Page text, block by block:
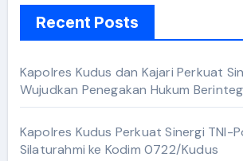
Recent Posts
Kapolres Kudus dan Kajari Perkuat
Wujudkan Penegakan Hukum
Kapolres Kudus Perkuat Sinergi TNI-
Silaturahmi ke Kodim 0722/Kudus